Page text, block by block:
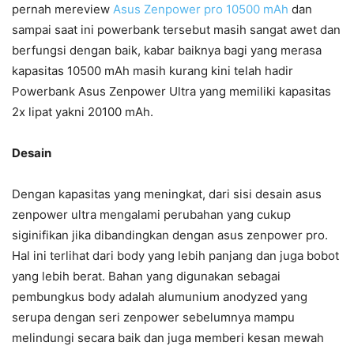
pernah mereview Asus Zenpower pro 10500 mAh dan
sampai saat ini powerbank tersebut masih sangat awet dan
berfungsi dengan baik, kabar baiknya bagi yang merasa
kapasitas 10500 mAh masih kurang kini telah hadir
Powerbank Asus Zenpower Ultra yang memiliki kapasitas
2x lipat yakni 20100 mAh.
Desain
Dengan kapasitas yang meningkat, dari sisi desain asus
zenpower ultra mengalami perubahan yang cukup
siginifikan jika dibandingkan dengan asus zenpower pro.
Hal ini terlihat dari body yang lebih panjang dan juga bobot
yang lebih berat. Bahan yang digunakan sebagai
pembungkus body adalah alumunium anodyzed yang
serupa dengan seri zenpower sebelumnya mampu
melindungi secara baik dan juga memberi kesan mewah